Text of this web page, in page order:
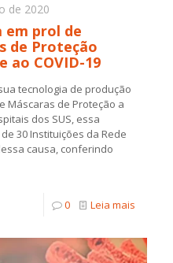
de 2020
em prol de
de Proteção
ao COVID-19
tecnologia de produção
Máscaras de Proteção a
dos SUS, essa
30 Instituições da Rede
causa, conferindo
0 Leia mais